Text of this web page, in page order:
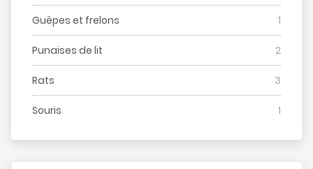
Guêpes et frelons 1
Punaises de lit 2
Rats 3
Souris 1